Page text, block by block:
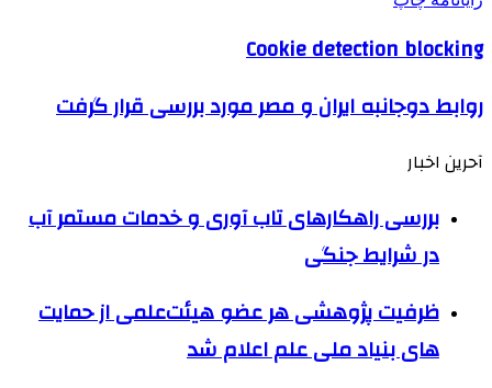
Cookie detection blocking
روابط دوجانبه ایران و مصر مورد بررسی قرار گرفت
آحرین اخبار
بررسی راهکارهای تاب آوری و خدمات مستمر آب
در شرایط جنگی
ظرفیت پژوهشی هر عضو هیئت‌علمی از حمایت
های بنیاد ملی علم اعلام شد